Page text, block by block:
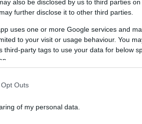
also be disclosed by us to third parties on
further disclose it to other third parties.
uses one or more Google services and
to your visit or usage behaviour. You
third-party tags to use your data for below
Outs
of my personal data.